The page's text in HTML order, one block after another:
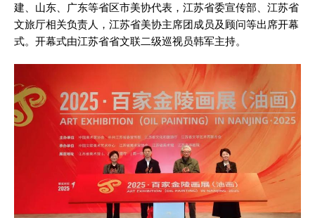
建、山东、广东等省区市美协代表，江苏省委宣传部、江苏省
文旅厅相关负责人，江苏省美协主席团成员及顾问等出席开幕
式。开幕式由江苏省省文联二级巡视员韩军主持。